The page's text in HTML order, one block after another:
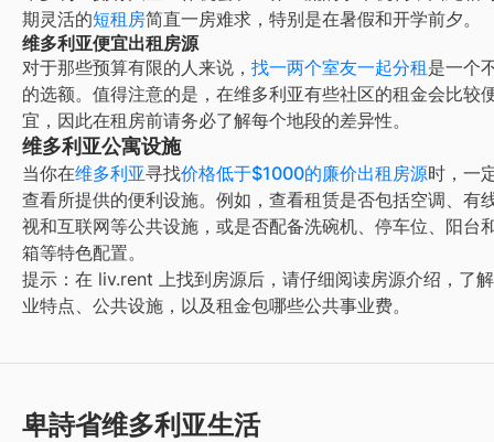
期灵活的短租房简直一房难求，特别是在暑假和开学前夕。
维多利亚便宜出租房源
对于那些预算有限的人来说， 找一两个室友一起分租是一个
的选额。值得注意的是，在维多利亚有些社区的租金会比较
宜，因此在租房前请务必了解每个地段的差异性。
维多利亚公寓设施
当你在维多利亚寻找价格低于$1000的廉价出租房源时，一
查看所提供的便利设施。例如，查看租赁是否包括空调、有
视和互联网等公共设施，或是否配备洗碗机、停车位、阳台
箱等特色配置。
提示：在 liv.rent 上找到房源后，请仔细阅读房源介绍，了
业特点、公共设施，以及租金包哪些公共事业费。
卑詩省维多利亚生活